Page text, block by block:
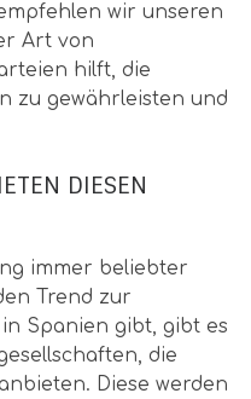
wir unseren
Art von
hilft, die
zu gewährleisten und
DIESEN
immer beliebter
Trend zur
Spanien gibt, gibt es
die
Diese werden